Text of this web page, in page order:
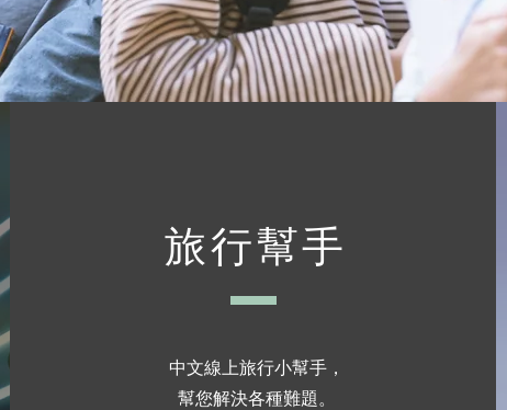
旅行幫手
中文線上旅行小幫手，
幫您解決各種難題。